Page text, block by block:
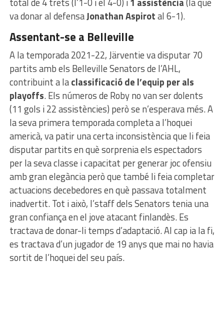
va donar al defensaJonathan Aspirotal 6-1).
Assentant-se a Belleville
A la temporada 2021-22, Järventie va disputar 70
partits amb els Belleville Senators de l’AHL,
contribuint a laclassificació de l’equip per als
playoffs. Els números de Roby no van ser dolents
(11 gols i 22 assistències) però se n’esperava més. A
la seva primera temporada completa a l’hoquei
americà, va patir una certa inconsistència que li feia
disputar partits en què sorprenia els espectadors
per la seva classe i capacitat per generar joc ofensiu
amb gran elegància però que també li feia completar
actuacions decebedores en què passava totalment
inadvertit. Tot i això, l’staff dels Senators tenia una
gran confiança en el jove atacant finlandès. Es
tractava de donar-li temps d’adaptació. Al cap ia la fi,
es tractava d’un jugador de 19 anys que mai no havia
sortit de l’hoquei del seu país.